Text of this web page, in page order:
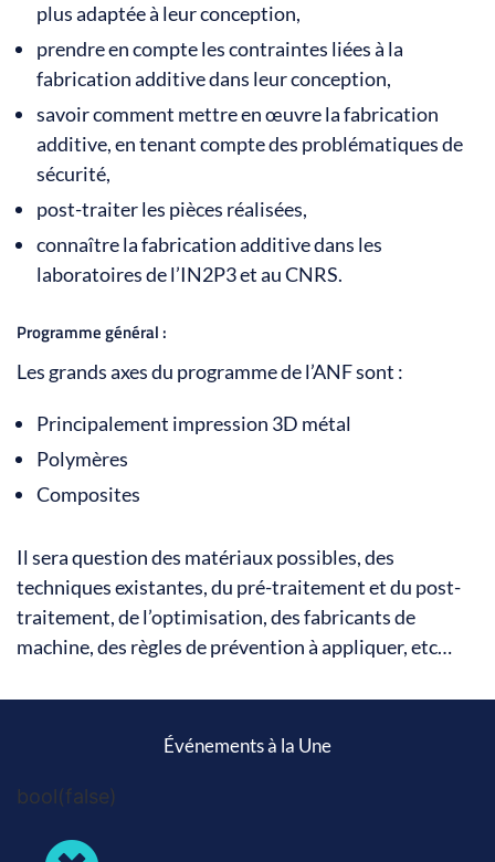
plus adaptée à leur conception,
prendre en compte les contraintes liées à la
fabrication additive dans leur conception,
savoir comment mettre en œuvre la fabrication
additive, en tenant compte des problématiques de
sécurité,
post-traiter les pièces réalisées,
connaître la fabrication additive dans les
laboratoires de l’IN2P3 et au CNRS.
Programme général :
Les grands axes du programme de l’ANF sont :
Principalement impression 3D métal
Polymères
Composites
Il sera question des matériaux possibles, des
techniques existantes, du pré-traitement et du post-
traitement, de l’optimisation, des fabricants de
machine, des règles de prévention à appliquer, etc…
Événements à la Une
bool(false)